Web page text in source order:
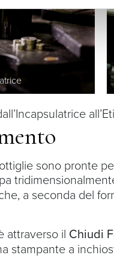
sono pronte
a seconda del
attraverso il Chiudi
stampante a